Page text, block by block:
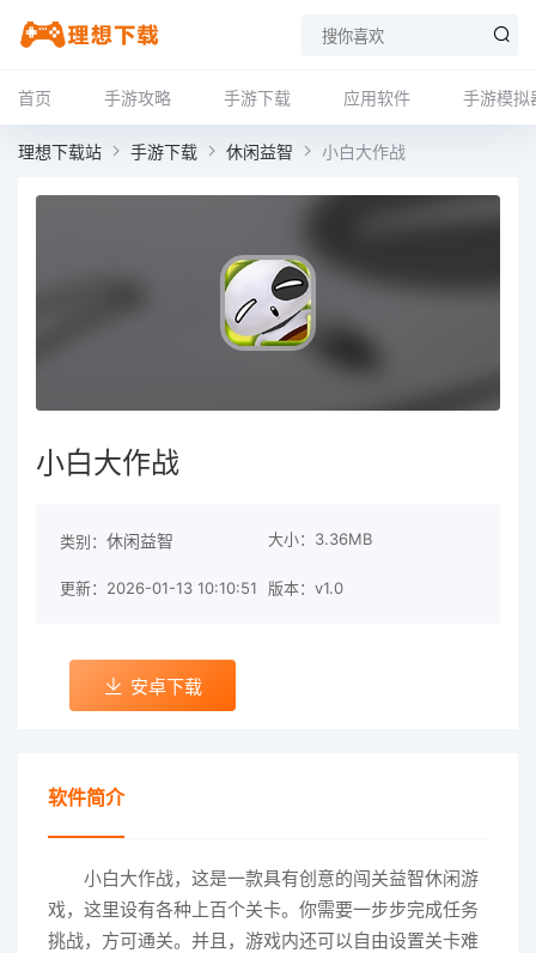
首页 手游攻略 手游下载 应用软件 手游模拟
理想下载站 手游下载 休闲益智 小白大作战
小白大作战
类别： 休闲益智 大小：3.36MB
更新：2026-01-13 10:10:51 版本：v1.0
安卓下载
软件简介
小白大作战，这是一款具有创意的闯关益智休闲游
戏，这里设有各种上百个关卡。你需要一步步完成任务
挑战，方可通关。并且，游戏内还可以自由设置关卡难